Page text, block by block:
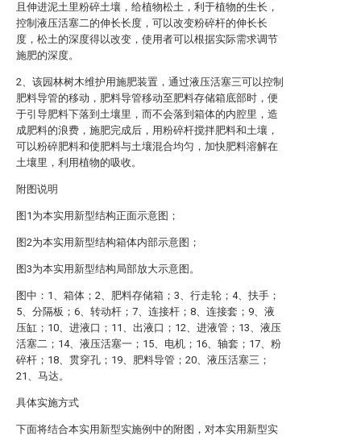
且伸进泥土里粉碎土壤，给植物松土，利于植物的生长，
控制液压活塞二的伸长长度，可以改变粉碎杆的伸长长
度，松土的深度得以改变，使用者可以根据实际需求调节
施肥的深度。
2、该园林树木维护用施肥装置，通过液压活塞三可以控制
肥料导管的移动，肥料导管移动至肥料存储箱底部时，便
于引导肥料下落到土壤里，而不会落到箱体的内腔里，造
成肥料的浪费，施肥完成后，用粉碎杆搅拌肥料和土壤，
可以粉碎肥料和使肥料与土壤混合均匀，加快肥料溶解在
土壤里，利用植物的吸收。
附图说明
图1为本实用新型结构正面示意图；
图2为本实用新型结构箱体内部示意图；
图3为本实用新型结构局部放大示意图。
图中：1、箱体；2、肥料存储箱；3、行走轮；4、扶手；
5、分隔板；6、转动杆；7、连接杆；8、连接套；9、液
压缸；10、进液口；11、出液口；12、进液管；13、液压
活塞二；14、液压活塞一；15、电机；16、轴套；17、粉
碎杆；18、贯穿孔；19、肥料导管；20、液压活塞三；
21、马达。
具体实施方式
下面将结合本实用新型实施例中的附图，对本实用新型实